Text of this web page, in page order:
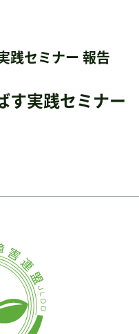
践セミナー 報告
す実践セミナー